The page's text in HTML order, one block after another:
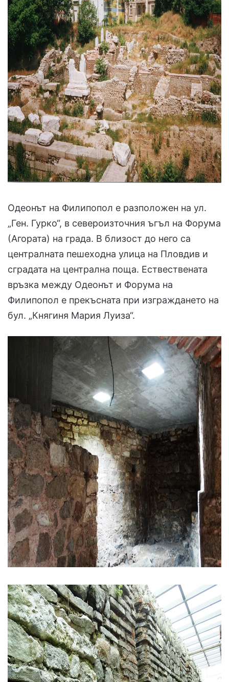
Одеонът на Филипопол е разположен на ул.
„Ген. Гурко“, в североизточния ъгъл на Форума
(Агората) на града. В близост до него са
централната пешеходна улица на Пловдив и
сградата на централна поща. Ествествената
връзка между Одеонът и Форума на
Филипопол е прекъсната при изграждането на
бул. „Княгиня Мария Луиза“.